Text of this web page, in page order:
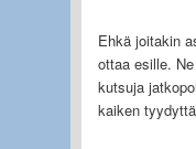
Ehkä joitakin
ottaa esille.
kutsuja
kaiken